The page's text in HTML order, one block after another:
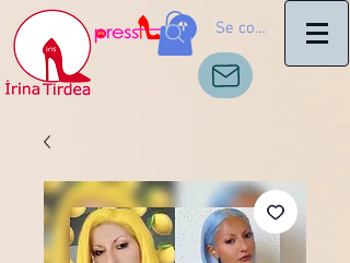
Se connecter